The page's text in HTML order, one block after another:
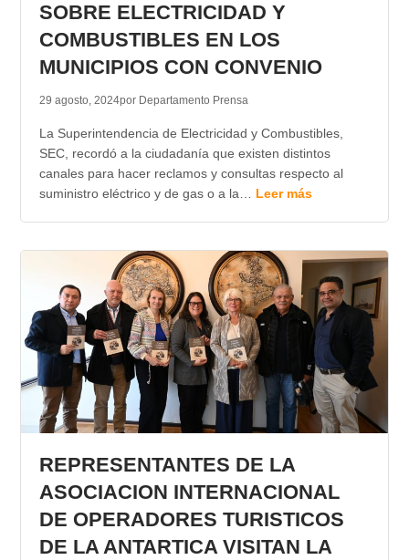
SOBRE ELECTRICIDAD Y
COMBUSTIBLES EN LOS
MUNICIPIOS CON CONVENIO
29 agosto, 2024por Departamento Prensa
La Superintendencia de Electricidad y Combustibles,
SEC, recordó a la ciudadanía que existen distintos
canales para hacer reclamos y consultas respecto al
suministro eléctrico y de gas o a la… Leer más
REPRESENTANTES DE LA
ASOCIACION INTERNACIONAL
DE OPERADORES TURISTICOS
DE LA ANTARTICA VISITAN LA